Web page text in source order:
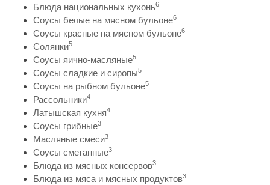
Блюда национальных кухонь6
Соусы белые на мясном бульоне6
Соусы красные на мясном бульоне6
Солянки5
Соусы яично-масляные5
Соусы сладкие и сиропы5
Соусы на рыбном бульоне5
Рассольники4
Латышская кухня4
Соусы грибные3
Масляные смеси3
Соусы сметанные3
Блюда из мясных консервов3
Блюда из мяса и мясных продуктов3